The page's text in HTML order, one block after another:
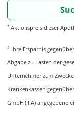
* Aktionspreis dieser
2 Ihre Ersparnis
Abgabe zu Lasten der
Unternehmer zum
Krankenkassen
GmbH (IFA) angegebene